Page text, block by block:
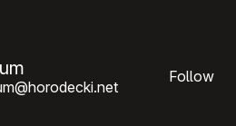
Follow